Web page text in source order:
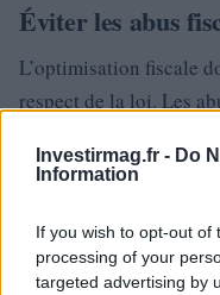
Investirmag.fr - Do
Information
If you wish to opt-out of
processing of your
targeted advertising by
Éviter les abus
L’optimisation fiscale
respect de la loi. Les
l’évasion fiscale, sont
les risques, il est
Respecter les
prévus par la loi